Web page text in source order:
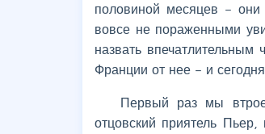
половиной месяцев –
вовсе не пораженными
назвать
Франции от нее – и
Первый раз мы
отцовский приятель